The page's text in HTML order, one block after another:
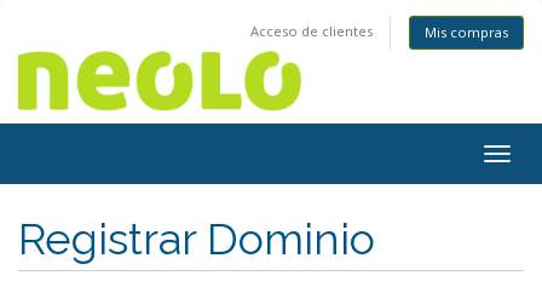
Acceso de clientes Mis compras
Registrar Dominio